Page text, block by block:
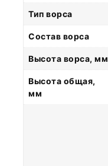
Тип ворса
Состав ворса
Высота ворса, мм
Высота общая,
мм